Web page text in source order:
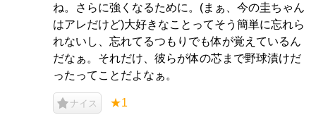
ね。さらに強くなるために。(まぁ、今の圭ちゃん
はアレだけど)大好きなことってそう簡単に忘れら
れないし、忘れてるつもりでも体が覚えているん
だなぁ。それだけ、彼らが体の芯まで野球漬けだ
ったってことだよなぁ。
ナイス ★1